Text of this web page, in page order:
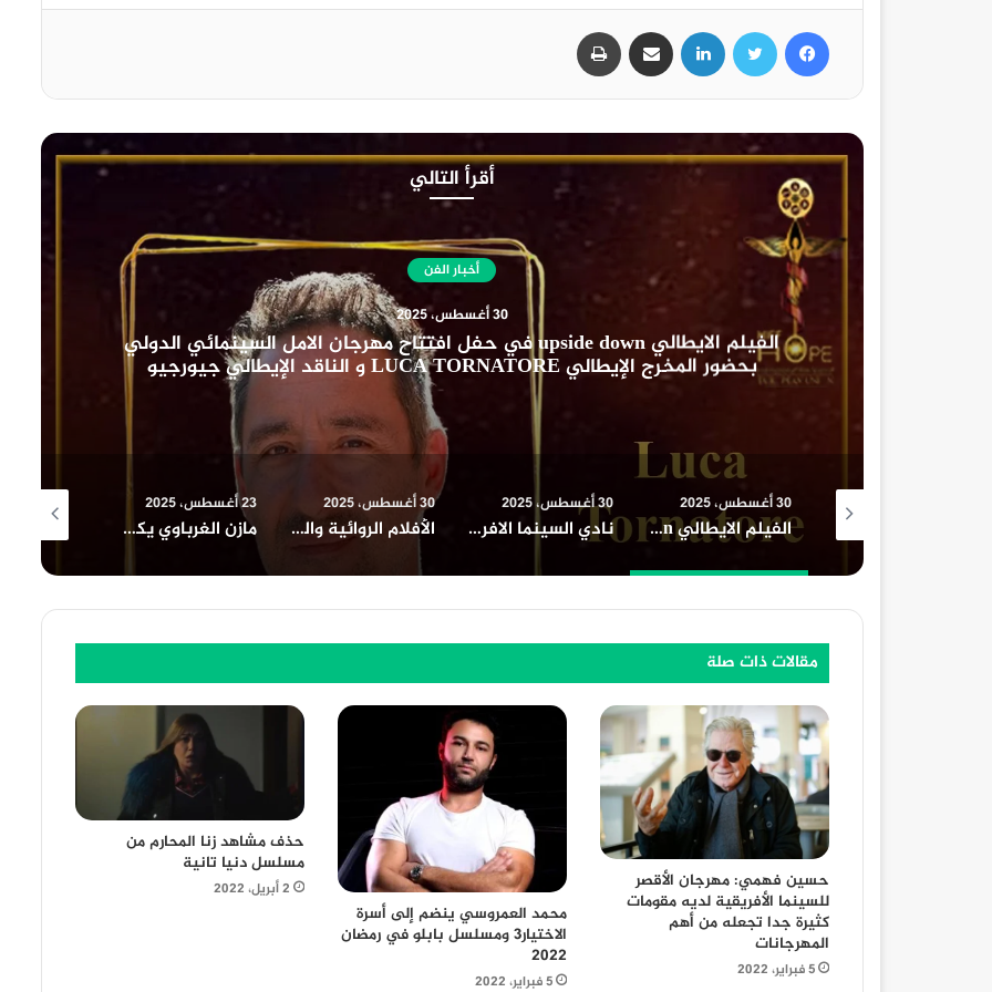
أقرأ التالي
أخبار الفن
30 أغسطس، 2025
الفيلم الايطالي upside down في حفل افتتاح مهرجان الامل السينمائي الدولي
بحضور المخرج الإيطالي LUCA TORNATORE و الناقد الإيطالي جيورجيو
لوكانطونيو
افلام السينما واعلي ايرادات السينما المصرية
30 أغسطس، 2025
الفيلم الايطالي upside down في حفل افتتاح مهرجان الامل السينمائي الدولي بحضور المخرج الإيطالي LUCA TORNATORE و الناقد الإيطالي جيورجيو لوكانطونيو
30 أغسطس، 2025
نادي السينما الافريقية يعرض فيلم ” تمساح النيل ” بسينما الهناجر السبت المقبل
30 أغسطس، 2025
الأفلام الروائية والتسجيلية الطويلة المشاركة في المسابقة الرسمية لمهرجان الامل السينمائي الدولي٢٠٢٢
23 أغسطس، 2025
مازن الغرباوي يكشف عن قوام اللجنة العليا لمهرجان شرم الشيخ الدولي للمسرح الشبابي
مقالات ذات صلة
حسين فهمي: مهرجان الأقصر
للسينما الأفريقية لديه مقومات
كثيرة جدا تجعله من أهم
المهرجانات
5 فبراير، 2022
محمد العمروسي ينضم إلى أسرة
الاختيار3 ومسلسل بابلو في رمضان
2022
5 فبراير، 2022
حذف مشاهد زنا المحارم من
مسلسل دنيا تانية
2 أبريل، 2022